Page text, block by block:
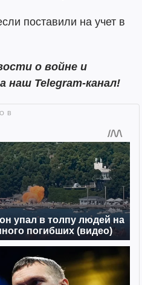
поставили на учет в
о войне и
наш Telegram-канал!